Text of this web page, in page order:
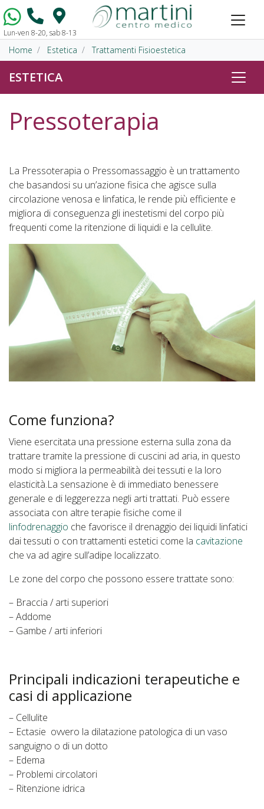
Vai al contenuto
Lun-ven 8-20, sab 8-13
Home Estetica Trattamenti Fisioestetica
ESTETICA
Pressoterapia
La Pressoterapia o Pressomassaggio è un trattamento
che basandosi su un’azione fisica che agisce sulla
circolazione venosa e linfatica, le rende più efficiente e
migliora di conseguenza gli inestetismi del corpo più
frequenti come la ritenzione di liquidi e la cellulite.
Come funziona?
Viene esercitata una pressione esterna sulla zona da
trattare tramite la pressione di cuscini ad aria, in questo
modo si migliora la permeabilità dei tessuti e la loro
elasticità.La sensazione è di immediato benessere
generale e di leggerezza negli arti trattati. Può essere
associata con altre terapie fisiche come il
linfodrenaggio che favorisce il drenaggio dei liquidi linfatici
dai tessuti o con trattamenti estetici come la cavitazione
che va ad agire sull’adipe localizzato.
Le zone del corpo che possono essere trattate sono:
– Braccia / arti superiori
– Addome
– Gambe / arti inferiori
Principali indicazioni terapeutiche e
casi di applicazione
– Cellulite
– Ectasie ovvero la dilatazione patologica di un vaso
sanguigno o di un dotto
– Edema
– Problemi circolatori
– Ritenzione idrica